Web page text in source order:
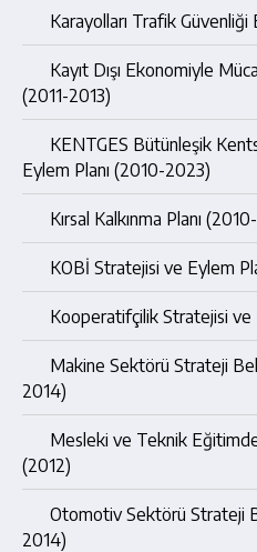
Karayolları Trafik Güvenliği
Kayıt Dışı Ekonomiyle
(2011-2013)
KENTGES Bütünleşik
Eylem Planı (2010-2023)
Kırsal Kalkınma Planı
KOBİ Stratejisi ve Eylem
Kooperatifçilik Stratejisi ve
Makine Sektörü Strateji
2014)
Mesleki ve Teknik
(2012)
Otomotiv Sektörü Strateji
2014)